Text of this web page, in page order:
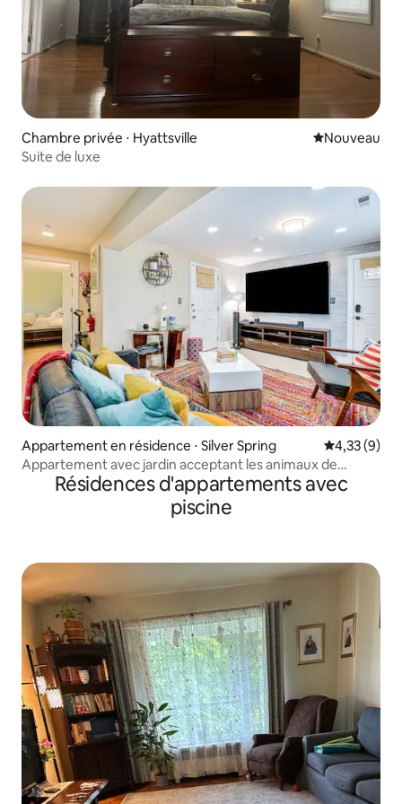
Chambre privée ⋅ Hyattsville Nouvel
Nouveau
Suite de luxe
Appartement en résidence ⋅ Silver Spring Évaluation
4,33 (9)
Appartement avec jardin acceptant les animaux de
compagnie dans la région de DC !
Résidences d'appartements avec
piscine